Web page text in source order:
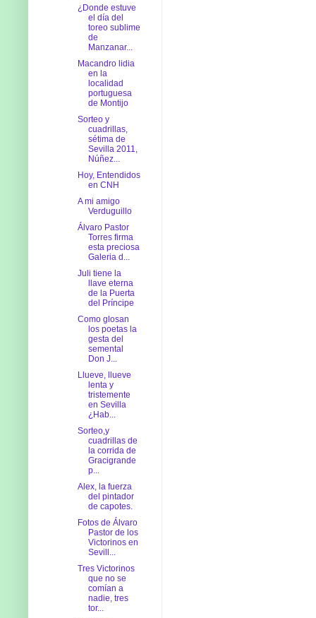
¿Donde estuve
el día del
toreo sublime
de
Manzanar...
Macandro lidia
en la
localidad
portuguesa
de Montijo
Sorteo y
cuadrillas,
sétima de
Sevilla 2011,
Núñez...
Hoy, Entendidos
en CNH
A mi amigo
Verduguillo
Álvaro Pastor
Torres firma
esta preciosa
Galeria d...
Juli tiene la
llave eterna
de la Puerta
del Príncipe
Como glosan
los poetas la
gesta del
semental
Don J...
Llueve, llueve
lenta y
tristemente
en Sevilla
¿Hab...
Sorteo,y
cuadrillas de
la corrida de
Gracigrande
p...
Alex, la fuerza
del pintador
de capotes.
Fotos de Álvaro
Pastor de los
Victorinos en
Sevill...
Tres Victorinos
que no se
comían a
nadie, tres
tor...